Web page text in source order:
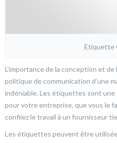
Etiquette
L’importance de la conception et
politique de communication d’une
indéniable. Les étiquettes sont une
pour votre entreprise, que vous le
confiiez le travail à un fournisseur
Les étiquettes peuvent être